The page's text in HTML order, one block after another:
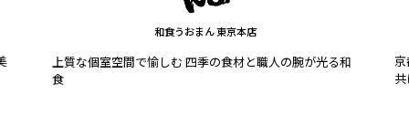
和食うおまん 東京本店
上質な個室空間で愉しむ 四季の食材と職人の腕が光る和
食